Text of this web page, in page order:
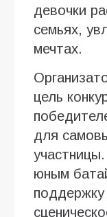
девочки
семьях,
мечтах.
цель
для
юным